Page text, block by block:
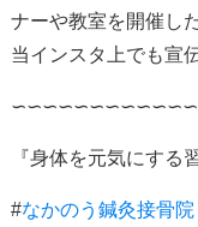
ナーや教室を開催し
当インスタ上でも宣
『身体を元気にする
#なかのう鍼灸接骨院